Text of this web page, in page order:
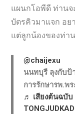
แผนกโอพีดี ท่านจ
บัตรคิวมาแจก อย
แต่ลูกน้องของท่าน
@chaijexu
นนทบุรี ลุงกับป้
การรักษารพ.พ
♬ เสียงต้นฉบับ